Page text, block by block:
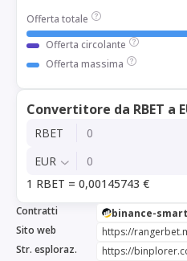
Offerta totale
Offerta circolante
Offerta massima
Convertitore da RBET a
RBET
EUR
1 RBET = 0,00145743 €
Contratti binance-
Sito web
https://
Str. esploraz.